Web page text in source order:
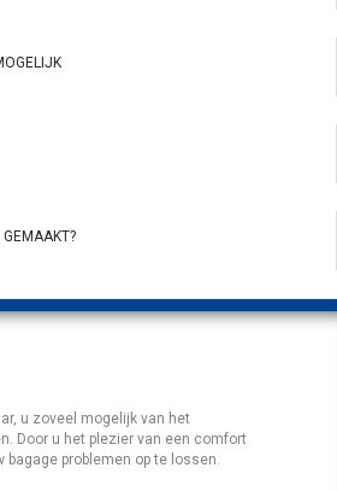
u zoveel mogelijk van het
Door u het plezier van een comfort
problemen op te lossen.